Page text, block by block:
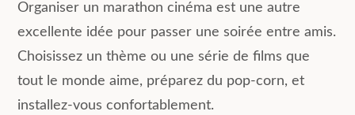
Organiser un marathon cinéma est une autre
excellente idée pour passer une soirée entre amis.
Choisissez un thème ou une série de films que
tout le monde aime, préparez du pop-corn, et
installez-vous confortablement.